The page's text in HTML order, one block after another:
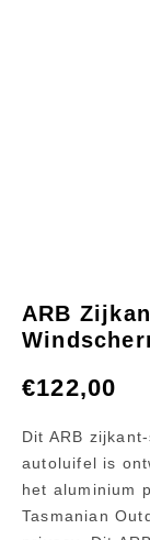
ARB
€122,00
Dit ARB
autoluifel is
het aluminium
Tasmanian